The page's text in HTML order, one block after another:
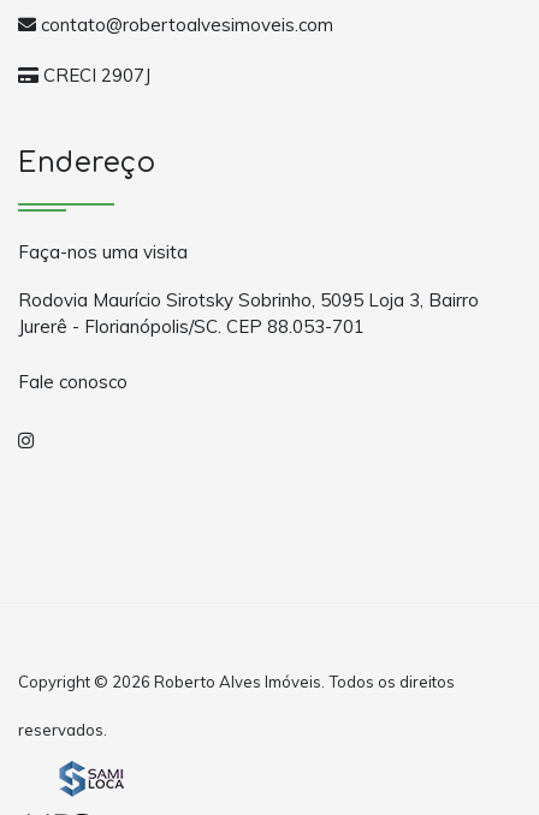
contato@robertoalvesimoveis.com
CRECI 2907J
Endereço
Faça-nos uma visita
Rodovia Maurício Sirotsky Sobrinho, 5095 Loja 3, Bairro
Jurerê - Florianópolis/SC. CEP 88.053-701
Fale conosco
Copyright © 2026 Roberto Alves Imóveis. Todos os direitos
reservados.